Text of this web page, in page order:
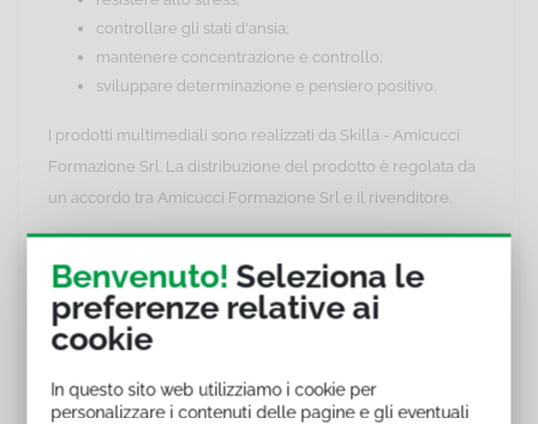
controllare gli stati d'ansia;
mantenere concentrazione e controllo;
sviluppare determinazione e pensiero positivo.
I prodotti multimediali sono realizzati da Skilla - Amicucci
Formazione Srl. La distribuzione del prodotto è regolata da
un accordo tra Amicucci Formazione Srl e il rivenditore.
Corsi della categoria "Dallo stress
lavorativo al benessere"
Elenco dei corsi che approfondiscono il tema "Dallo stress
Benvenuto! Seleziona le
preferenze relative ai
cookie
In questo sito web utilizziamo i cookie per
personalizzare i contenuti delle pagine e gli eventuali